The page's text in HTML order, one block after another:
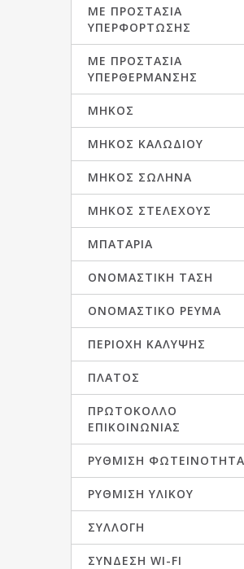
ΜΕ ΠΡΟΣΤΑΣΊΑ
ΥΠΕΡΦΌΡΤΩΣΗΣ
ΜΕ ΠΡΟΣΤΑΣΊΑ
ΥΠΕΡΘΈΡΜΑΝΣΗΣ
ΜΉΚΟΣ
ΜΉΚΟΣ ΚΑΛΩΔΊΟΥ
ΜΉΚΟΣ ΣΩΛΉΝΑ
ΜΉΚΟΣ ΣΤΕΛΈΧΟΥΣ
ΜΠΑΤΑΡΊΑ
ΟΝΟΜΑΣΤΙΚΉ ΤΆΣΗ
ΟΝΟΜΑΣΤΙΚΌ ΡΕΎΜΑ
ΠΕΡΙΟΧΉ ΚΆΛΥΨΗΣ
ΠΛΆΤΟΣ
ΠΡΩΤΌΚΟΛΛΟ
ΕΠΙΚΟΙΝΩΝΙΑΣ
ΡΎΘΜΙΣΗ
ΡΎΘΜΙΣΗ ΥΛΙΚΟΎ
ΣΥΛΛΟΓΉ
ΣΎΝΔΕΣΗ WI-FI